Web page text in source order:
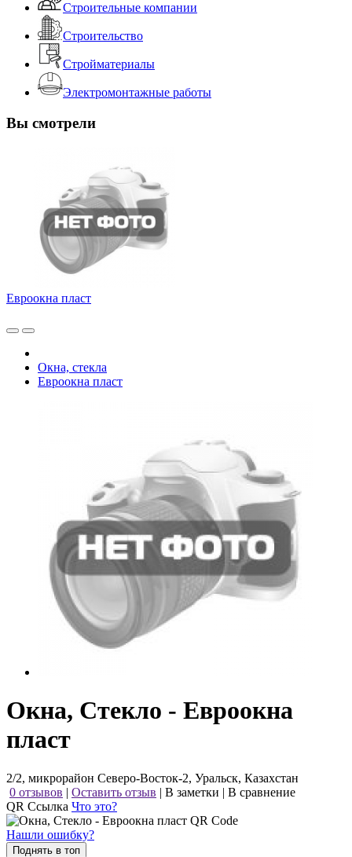
Строительные компании
Строительство
Стройматериалы
Электромонтажные работы
Вы смотрели
Евроокна пласт
Окна, стекла
Евроокна пласт
Окна, Стекло - Евроокна
пласт
2/2, микрорайон Северо-Восток-2, Уральск, Казахстан
0 отзывов | Оставить отзыв | В заметки | В сравнение
QR Ссылка Что это?
Нашли ошибку?
Поднять в топ